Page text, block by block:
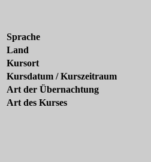
Sprache
Land
Kursort
Kursdatum / Kurszeitraum
Art der Übernachtung
Art des Kurses